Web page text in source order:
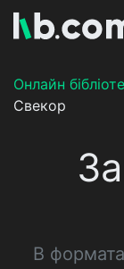
Онлайн
Свекор
В